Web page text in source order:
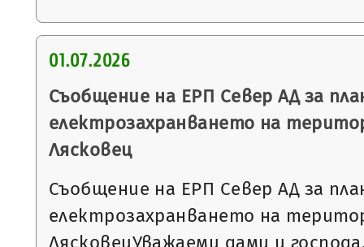
01.07.2026
Съобщение на ЕРП Север АД за
електрозахранването на
Лясковец
Съобщение на ЕРП Север АД за
електрозахранването на
ЛясковецУважаеми дами и